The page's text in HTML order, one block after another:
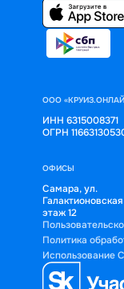
ООО
ИНН 6315008371
ОГРН
ОФИСЫ
Самара, ул.
Галактионовская
этаж 12
Политика
Использование